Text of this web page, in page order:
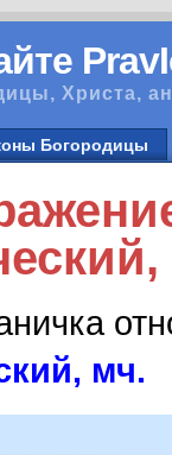
Христа,
Богородицы
мч.